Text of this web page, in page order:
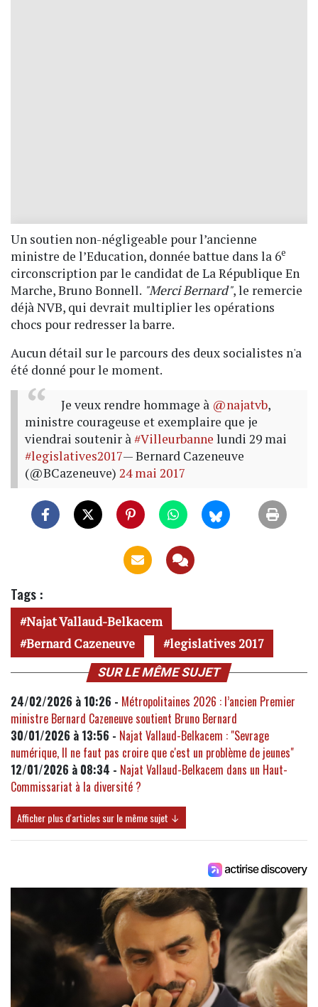
Un soutien non-négligeable pour l’ancienne
ministre de l’Education, donnée battue dans la 6e
circonscription par le candidat de La République En
Marche, Bruno Bonnell. "Merci Bernard", le remercie
déjà NVB, qui devrait multiplier les opérations
chocs pour redresser la barre.
Aucun détail sur le parcours des deux socialistes n'a
été donné pour le moment.
Je veux rendre hommage à @najatvb,
ministre courageuse et exemplaire que je
viendrai soutenir à #Villeurbanne lundi 29 mai
#legislatives2017— Bernard Cazeneuve
(@BCazeneuve) 24 mai 2017
Tags :
Najat Vallaud-Belkacem
Bernard Cazeneuve
legislatives 2017
SUR LE MÊME SUJET
24/02/2026 à 10:26 - Métropolitaines 2026 : l’ancien Premier
ministre Bernard Cazeneuve soutient Bruno Bernard
30/01/2026 à 13:56 - Najat Vallaud-Belkacem : "Sevrage
numérique, Il ne faut pas croire que c'est un problème de jeunes"
12/01/2026 à 08:34 - Najat Vallaud-Belkacem dans un Haut-
Commissariat à la diversité ?
Afficher plus d'articles sur le même sujet ↓